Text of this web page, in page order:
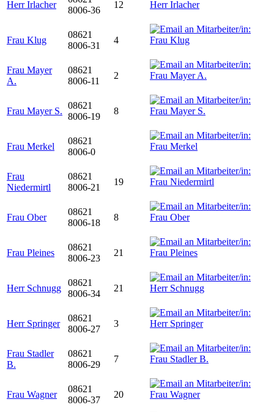
Herr Irlacher
8006-36
12
Frau Klug
08621
8006-31
4
Frau Mayer
A.
08621
8006-11
2
Frau Mayer S.
08621
8006-19
8
Frau Merkel
08621
8006-0
Frau
Niedermirtl
08621
8006-21
19
Frau Ober
08621
8006-18
8
Frau Pleines
08621
8006-23
21
Herr Schnugg
08621
8006-34
21
Herr Springer
08621
8006-27
3
Frau Stadler
B.
08621
8006-29
7
Frau Wagner
08621
8006-37
20